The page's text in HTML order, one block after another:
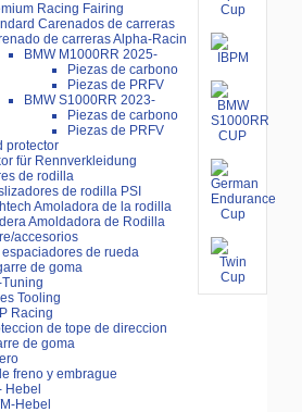
Racing Fairing
Carenados de carreras
de carreras Alpha-Racin
BMW M1000RR 2025-
Piezas de carbono
Piezas de PRFV
BMW S1000RR 2023-
Piezas de carbono
Piezas de PRFV
protector
für Rennverkleidung
de rodilla
de rodilla PSI
Amoladora de la rodilla
Amoldadora de Rodilla
accesorios
espaciadores de rueda
de goma
Tuning
Tooling
Racing
de tope de direccion
de goma
freno y embrague
Hebel
Hebel